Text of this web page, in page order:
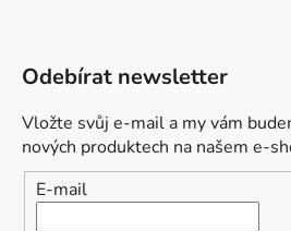
Odebírat newsletter
Vložte svůj e-mail a my vám
nových produktech na našem e-
E-mail